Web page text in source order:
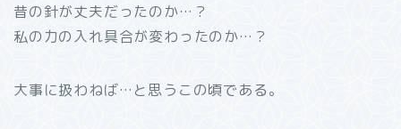
昔の針が丈夫だったのか…？
私の力の入れ具合が変わったのか…？
大事に扱わねば…と思うこの頃である。